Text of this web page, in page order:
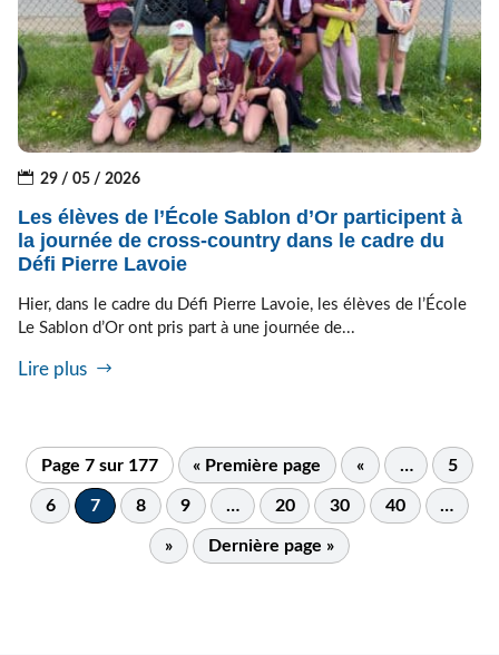
29 / 05 / 2026
Les élèves de l’École Sablon d’Or participent à
la journée de cross-country dans le cadre du
Défi Pierre Lavoie
Hier, dans le cadre du Défi Pierre Lavoie, les élèves de l’École
Le Sablon d’Or ont pris part à une journée de...
Lire plus
Page 7 sur 177 « Première page « … 5
6 7 8 9 … 20 30 40 …
» Dernière page »